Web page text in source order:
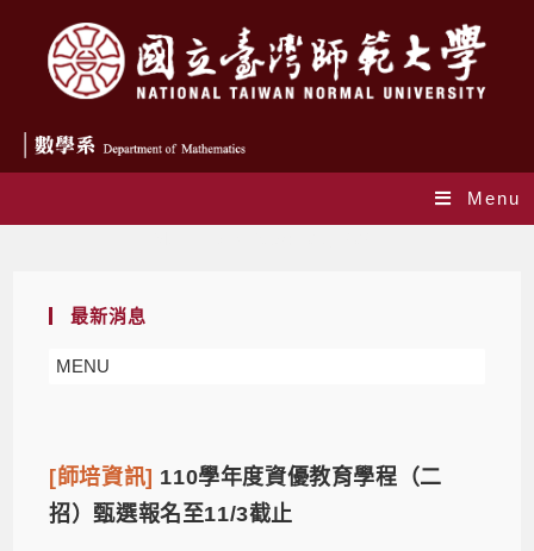
Menu
最新消息
MENU
[師培資訊] 110學年度資優教育學程（二
招）甄選報名至11/3截止